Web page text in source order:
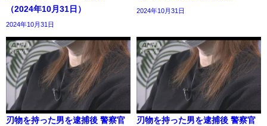
（2024年10月31日）
2024年10月31日
2024年10月31日
刃物を持った男を逮捕後 警察官
刃物を持った男を逮捕後 警察官